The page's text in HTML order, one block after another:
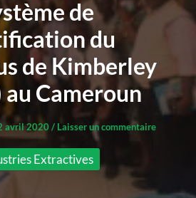
de
du
de Kimberley
au Cameroun
avril 2020/ Laisser un commentaire
Extractives